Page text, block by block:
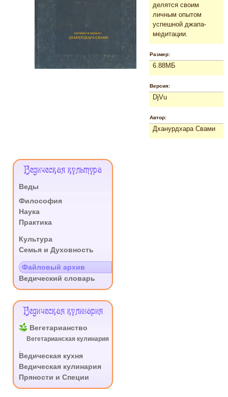
делятся своим
личным опытом
успешной джапа-
медитации.
Размер:
6.88МБ
Версия:
DjVu
Автор:
Дханурдхара Свами
Меню
Ведическая культура
Веды
Философия
Наука
Практика
Культура
Семья и Духовность
Файловый архив
Ведический словарь
Ведическая кулинария
Вегетарианство
Вегетарианская кулинария
Ведическая кухня
Ведическая кулинария
Пряности и Специи